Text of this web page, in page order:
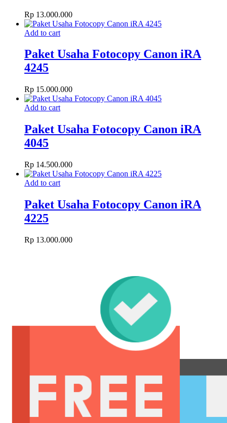
Rp 13.000.000
Add to cart
Paket Usaha Fotocopy Canon iRA
4245
Rp 15.000.000
Add to cart
Paket Usaha Fotocopy Canon iRA
4045
Rp 14.500.000
Add to cart
Paket Usaha Fotocopy Canon iRA
4225
Rp 13.000.000